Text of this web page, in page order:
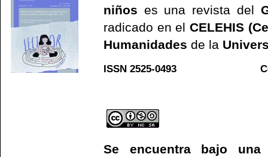
niños es una revista del
radicado en el CELEHIS
Humanidades de la
ISSN 2525-0493 C
Se encuentra bajo